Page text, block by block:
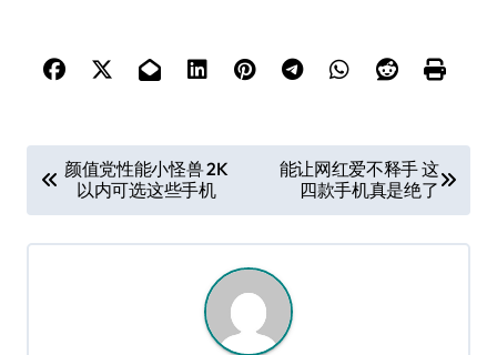
章
导
颜值党性能小怪兽 2K
以内可选这些手机
能让网红爱不释手 这
四款手机真是绝了